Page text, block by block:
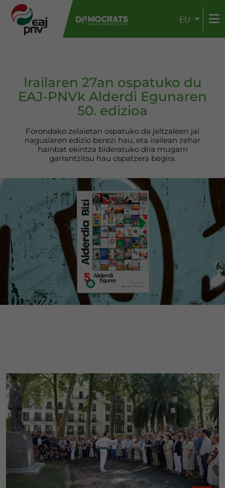
EU
Irailaren 27an ospatuko du
EAJ-PNVk Alderdi Egunaren
50. edizioa
Forondako zelaietan ospatuko da jeltzaleen jai
nagusiaren edizio berezi hau, eta irailean zehar
hainbat ekintza bideratuko dira mugarri
garrantzitsu hau ospatzera begira.